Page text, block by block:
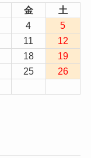
金
土
4
5
11
12
18
19
25
26